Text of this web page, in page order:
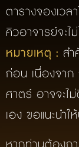
ตารางจองเวล
คิวอาจารย์จะไ
หมายเหตุ : ส
ก่อน เนื่องจาก
ศาตร์ อาจจะไ
เอง ขอแนะนำ